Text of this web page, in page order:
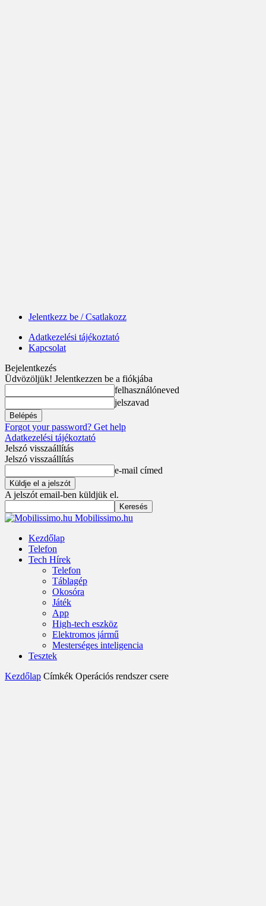
Jelentkezz be / Csatlakozz
Adatkezelési tájékoztató
Kapcsolat
Bejelentkezés
Üdvözöljük! Jelentkezzen be a fiókjába
felhasználóneved
jelszavad
Forgot your password? Get help
Adatkezelési tájékoztató
Jelszó visszaállítás
Jelszó visszaállítás
e-mail címed
A jelszót email-ben küldjük el.
Mobilissimo.hu
Kezdőlap
Telefon
Tech Hírek
Telefon
Táblagép
Okosóra
Játék
App
High-tech eszköz
Elektromos jármű
Mesterséges inteligencia
Tesztek
Kezdőlap Címkék Operációs rendszer csere